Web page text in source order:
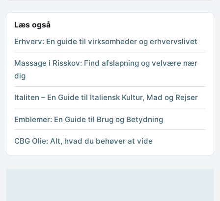
Læs også
Erhverv: En guide til virksomheder og erhvervslivet
Massage i Risskov: Find afslapning og velvære nær
dig
Italiten – En Guide til Italiensk Kultur, Mad og Rejser
Emblemer: En Guide til Brug og Betydning
CBG Olie: Alt, hvad du behøver at vide